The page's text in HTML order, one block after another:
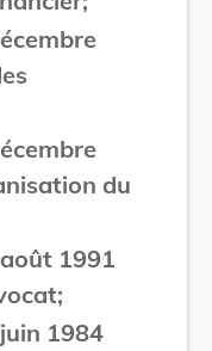
du
1991
1984